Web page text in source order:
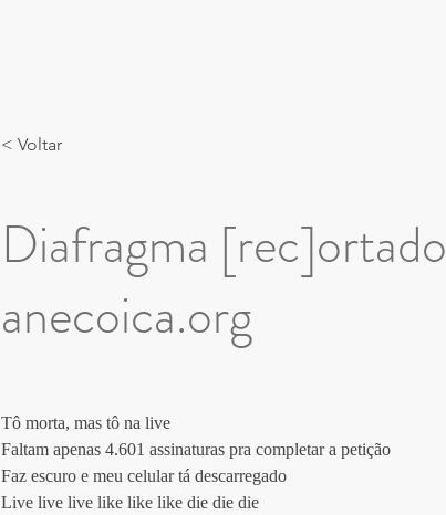
< Voltar
Diafragma
anecoica.org
Tô morta, mas tô na live
Faltam apenas 4.601 assinaturas pra completar a petição
Faz escuro e meu celular tá descarregado
Live live live like like like die die die